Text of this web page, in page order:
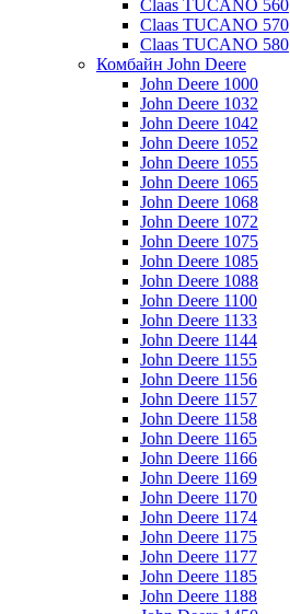
Claas TUCANO 560
Claas TUCANO 570
Claas TUCANO 580
Комбайн John Deere
John Deere 1000
John Deere 1032
John Deere 1042
John Deere 1052
John Deere 1055
John Deere 1065
John Deere 1068
John Deere 1072
John Deere 1075
John Deere 1085
John Deere 1088
John Deere 1100
John Deere 1133
John Deere 1144
John Deere 1155
John Deere 1156
John Deere 1157
John Deere 1158
John Deere 1165
John Deere 1166
John Deere 1169
John Deere 1170
John Deere 1174
John Deere 1175
John Deere 1177
John Deere 1185
John Deere 1188